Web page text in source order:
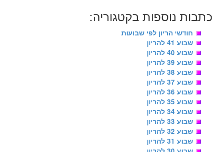
כתבות נוספות בקטגוריה:
חודשי הריון לפי שבועות
שבוע 41 להריון
שבוע 40 להריון
שבוע 39 להריון
שבוע 38 להריון
שבוע 37 להריון
שבוע 36 להריון
שבוע 35 להריון
שבוע 34 להריון
שבוע 33 להריון
שבוע 32 להריון
שבוע 31 להריון